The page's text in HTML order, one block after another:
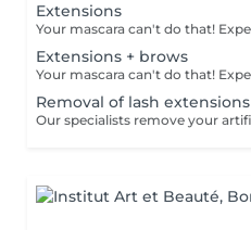
Extensions
Extensions + brows
Removal of lash extensions